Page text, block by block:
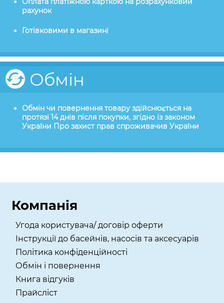
рахунок
Готівковими в магазині
Обмін
Обмін чи повернення товару здійснюється на
протязі 14 днів після покупки, згідно із законом
України Про захист прав спроживачив України
Компанія
Угода користувача/ договір оферти
Інструкції до басейнів, насосів та аксесуарів
Політика конфіденційності
Обмін і повернення
Книга відгуків
Прайсліст